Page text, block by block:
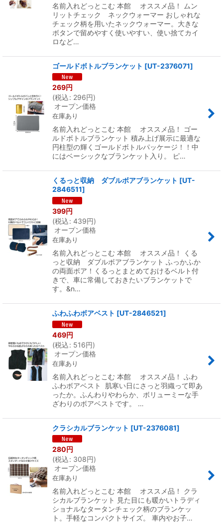
名前入れどっとこむ 本館 オススメ品！ ムン
リットチェック ネックウォーマー おしゃれな
チェック柄を用いたネックウォーマー。大きな
ボタンで留めやすく使いやすい、使い捨てカイ
ロなど…
ゴールドボトルブランケット [UT-2376071]
269円
(税込: 296円)
オープン価格
在庫あり
名前入れどっとこむ 本館 オススメ品！ ゴー
ルドボトルブランケット 積み上げ展示に最適な
円柱型の輝くゴールドボトルパッケージ！！中
にはベーシックなブランケット入り。 ピ…
くるっと収納 ダブルボアブランケット [UT-
2846511]
399円
(税込: 439円)
オープン価格
在庫あり
名前入れどっとこむ 本館 オススメ品！ くる
っと収納 ダブルボアブランケット ふっかふか
の両面ボア！くるっとまとめておけるベルト付
きで、車に常備しておきたいブランケットで
す。&n…
ふわふわボアベスト [UT-2846521]
469円
(税込: 516円)
オープン価格
在庫あり
名前入れどっとこむ 本館 オススメ品！ ふわ
ふわボアベスト 肌寒い日にさっと羽織って即あ
ったか。ふんわりやわらか、ボリューミーな手
ざわりのボアベストです。 …
クラシカルブランケット [UT-2376081]
280円
(税込: 308円)
オープン価格
在庫あり
名前入れどっとこむ 本館 オススメ品！ クラ
シカルブランケット 見た目にも暖かいトラディ
ショナルなタータンチェック柄のブランケッ
ト。手軽なコンパクトサイズ。 車内やお子…